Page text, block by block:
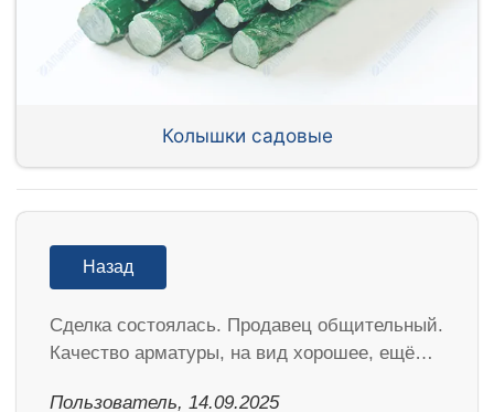
Колышки садовые
Назад
Сделка состоялась. Продавец общительный.
Качество арматуры, на вид хорошее, ещё…
Пользователь, 14.09.2025